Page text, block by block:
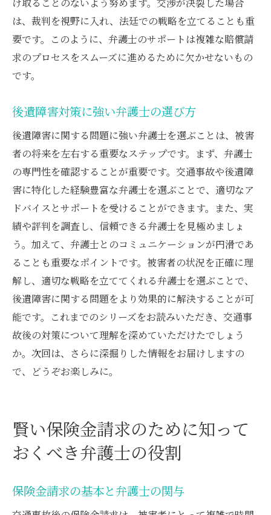
は、裁判を視野に入れ、法廷での戦略を立てることも重
要です。このように、弁護士のサポートは複雑な賠償請
求のプロセスをスムーズに進めるために欠かせないもの
です。
後遺障害対策に強い弁護士の選び方
後遺障害に関する問題に強い弁護士を選ぶことは、被害
者の将来を左右する重要なステップです。まず、弁護士
の専門性を確認することが重要です。交通事故や後遺障
害に特化した経験豊富な弁護士を選ぶことで、適切なア
ドバイスとサポートを受けることができます。また、実
績や評判を調査し、信頼できる弁護士を見極めましょ
う。加えて、弁護士とのコミュニケーションが円滑であ
ることも重要なポイントです。被害者の状況を正確に理
解し、適切な戦略を立ててくれる弁護士を選ぶことで、
後遺障害に関する問題をより効果的に解決することが可
能です。これまでのシリーズをお読みいただき、交通事
故後の対策について理解を深めていただけたでしょう
か。次回は、さらに深掘りした情報をお届けしますの
で、どうぞお楽しみに。
賢い保険金請求のために知って
おくべき弁護士の役割
保険金請求の基本と弁護士の関与